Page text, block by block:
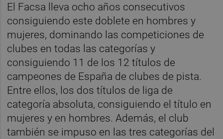
El Facsa lleva ocho años consecutivos
consiguiendo este doblete en hombres y
mujeres, dominando las competiciones de
clubes en todas las categorías y
consiguiendo 11 de los 12 títulos de
campeones de España de clubes de pista.
Entre ellos, los dos títulos de liga de
categoría absoluta, consiguiendo el título en
mujeres y en hombres. Además, el club
también se impuso en las tres categorías del